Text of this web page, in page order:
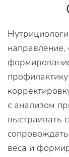
направление,
с анализом
выстраивать
веса и